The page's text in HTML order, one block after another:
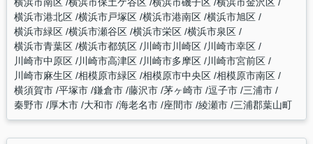
横浜市港北区 横浜市戸塚区 横浜市港南区 横浜市旭区
横浜市緑区 横浜市瀬谷区 横浜市栄区 横浜市泉区
横浜市青葉区 横浜市都筑区 川崎市川崎区 川崎市幸区
川崎市中原区 川崎市高津区 川崎市多摩区 川崎市宮前区
川崎市麻生区 相模原市緑区 相模原市中央区 相模原市南区
横須賀市 平塚市 鎌倉市 藤沢市 茅ヶ崎市 逗子市 三浦市
秦野市 厚木市 大和市 海老名市 座間市 綾瀬市 三浦郡葉山町